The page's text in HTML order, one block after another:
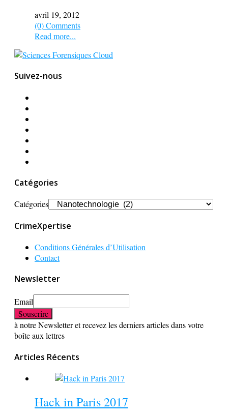
avril 19, 2012
(0) Comments
Read more...
Suivez-nous
Catégories
Catégories
CrimeXpertise
Conditions Générales d’Utilisation
Contact
Newsletter
Email
à notre Newsletter et recevez les derniers articles dans votre
boîte aux lettres
Articles Récents
Hack in Paris 2017